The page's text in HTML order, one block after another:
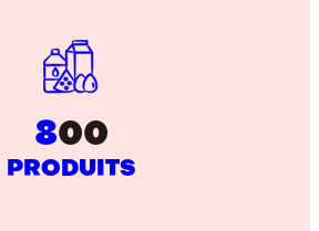
800
PRODUITS